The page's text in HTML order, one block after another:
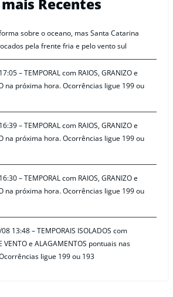
Recentes
sobre o oceano, mas Santa Catarina
pela frente fria e pelo vento sul
– TEMPORAL com RAIOS, GRANIZO e
na próxima hora. Ocorrências ligue 199 ou
– TEMPORAL com RAIOS, GRANIZO e
na próxima hora. Ocorrências ligue 199 ou
– TEMPORAL com RAIOS, GRANIZO e
na próxima hora. Ocorrências ligue 199 ou
13:48 – TEMPORAIS ISOLADOS com
VENTO e ALAGAMENTOS pontuais nas
ligue 199 ou 193